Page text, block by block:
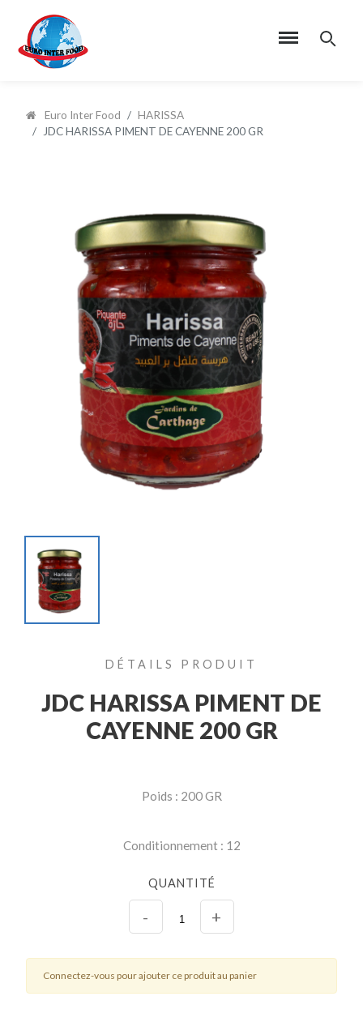
Euro Inter Food
HARISSA
JDC HARISSA PIMENT DE CAYENNE 200 GR
DÉTAILS PRODUIT
JDC HARISSA PIMENT DE
CAYENNE 200 GR
Poids : 200 GR
Conditionnement : 12
QUANTITÉ
- +
Connectez-vous pour ajouter ce produit au panier